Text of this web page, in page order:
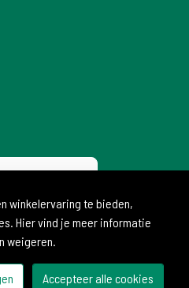
winkelervaring te bieden,
Hier vind je meer informatie
weigeren.
Accepteer alle cookies